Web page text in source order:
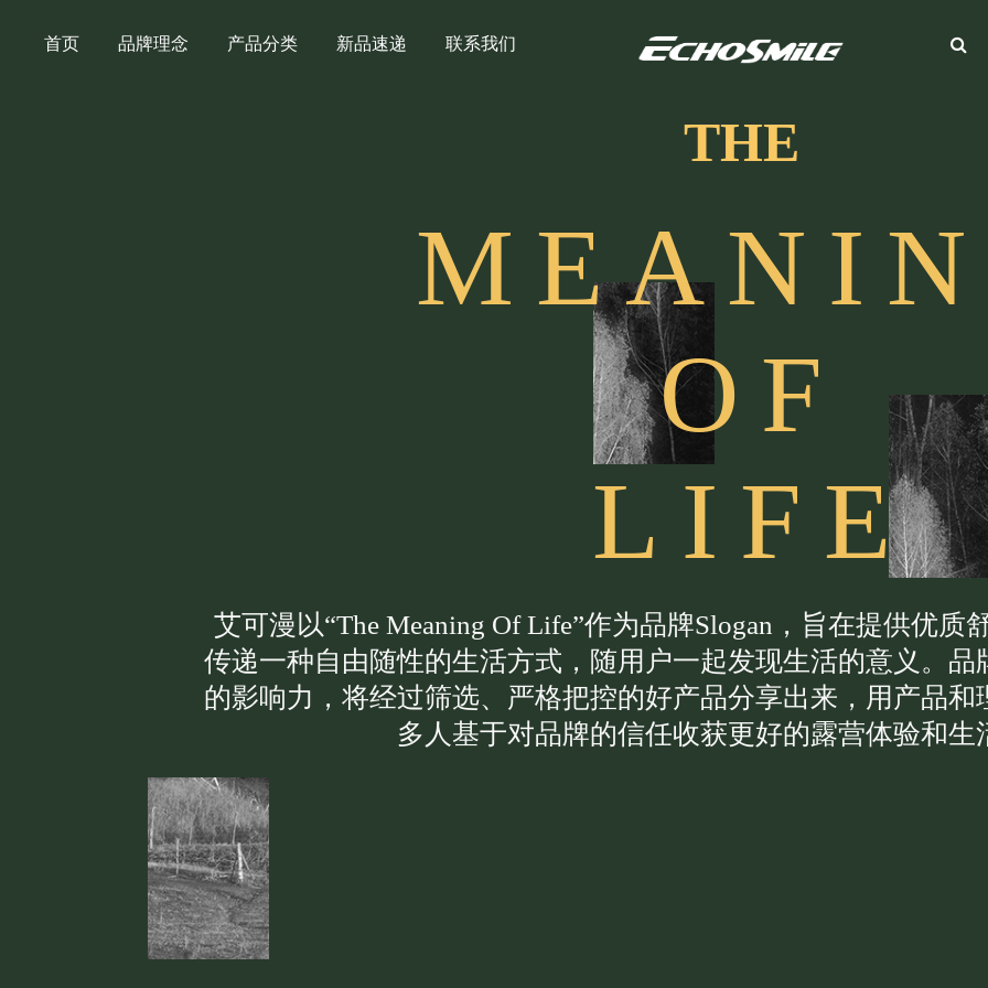
首页 品牌理念 产品分类 新品速递 联系我们
THE
M EA N I N
O F
L I F E
艾可漫以“The Meaning Of Life”作为品牌Slogan，旨在提供优质
传递一种自由随性的生活方式，随用户一起发现生活的意义。品
的影响力，将经过筛选、严格把控的好产品分享出来，用产品
多人基于对品牌的信任收获更好的露营体验和生